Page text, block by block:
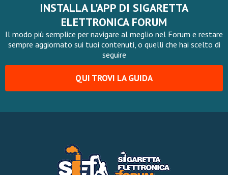
INSTALLA L'APP DI SIGARETTA
ELETTRONICA FORUM
Il modo più semplice per navigare al meglio nel Forum e restare
sempre aggiornato sui tuoi contenuti, o quelli che hai scelto di
seguire
QUI TROVI LA GUIDA